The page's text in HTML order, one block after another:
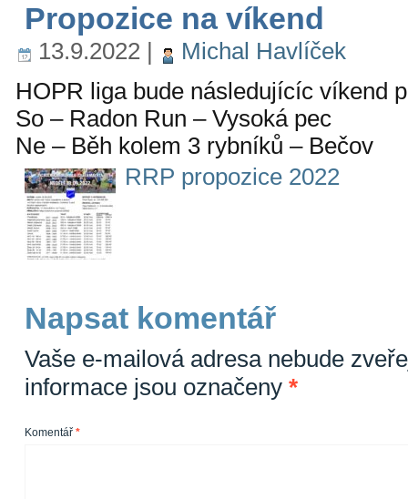
Propozice na víkend
13.9.2022 |
Michal Havlíček
HOPR liga bude následujícíc víkend
So – Radon Run – Vysoká pec
Ne – Běh kolem 3 rybníků – Bečov
RRP propozice 2022
Napsat komentář
Vaše e-mailová adresa nebude
informace jsou označeny *
Komentář *